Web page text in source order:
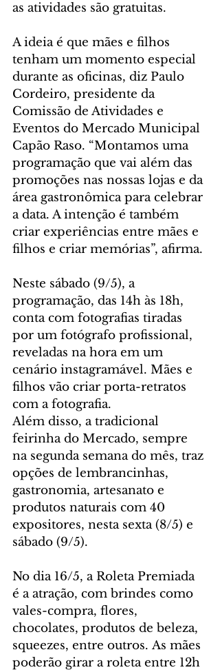
as atividades são gratuitas.
A ideia é que mães e filhos
tenham um momento especial
durante as oficinas, diz Paulo
Cordeiro, presidente da
Comissão de Atividades e
Eventos do Mercado Municipal
Capão Raso. “Montamos uma
programação que vai além das
promoções nas nossas lojas e da
área gastronômica para celebrar
a data. A intenção é também
criar experiências entre mães e
filhos e criar memórias”, afirma.
Neste sábado (9/5), a
programação, das 14h às 18h,
conta com fotografias tiradas
por um fotógrafo profissional,
reveladas na hora em um
cenário instagramável. Mães e
filhos vão criar porta-retratos
com a fotografia.
Além disso, a tradicional
feirinha do Mercado, sempre
na segunda semana do mês, traz
opções de lembrancinhas,
gastronomia, artesanato e
produtos naturais com 40
expositores, nesta sexta (8/5) e
sábado (9/5).
No dia 16/5, a Roleta Premiada
é a atração, com brindes como
vales-compra, flores,
chocolates, produtos de beleza,
squeezes, entre outros. As mães
poderão girar a roleta entre 12h